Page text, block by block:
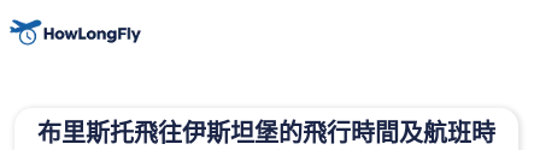
布里斯托飛往伊斯坦堡的飛行時間及航班時